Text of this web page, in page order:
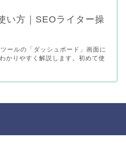
い方｜SEOライター操
ールの「ダッシュボード」画面に
かりやすく解説します。初めて使